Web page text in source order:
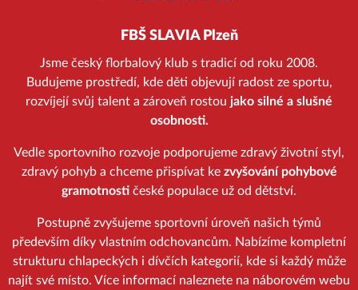
FBŠ SLAVIA Plzeň
Jsme český florbalový klub s tradicí od roku 2008.
Budujeme prostředí, kde děti objevují radost ze sportu,
rozvíjejí svůj talent a zároveň rostou jako silné a slušné
osobnosti.
Vedle sportovního rozvoje podporujeme zdravý životní styl,
zdravý pohyb a chceme přispívat kezvyšování pohybové
gramotnosti české populace už od dětství.
Postupně zvyšujeme sportovní úroveň našich týmů
především díky vlastním odchovancům. Nabízíme kompletní
strukturu chlapeckých i dívčích kategorií, kde si každý může
najít své místo. Více informací naleznete na náborovém webu